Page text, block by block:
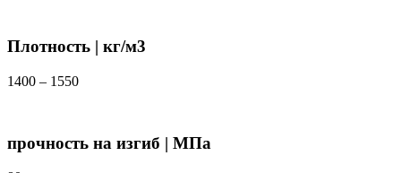
Плотность | кг/м3
1400 – 1550
прочность на изгиб | МПа